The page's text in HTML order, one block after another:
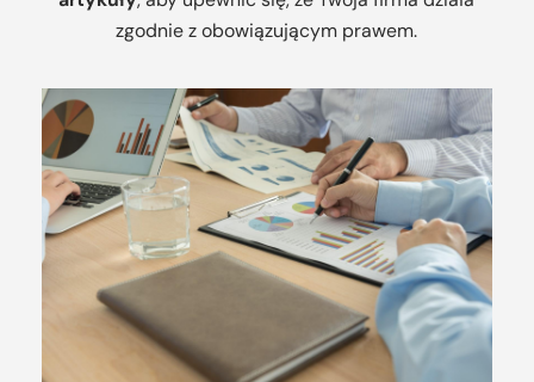
zgodnie z obowiązującym prawem.